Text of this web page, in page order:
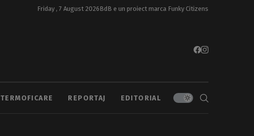
Friday , 7 August 2026BdB e un proiect marca Funky Citizens
TERMOFICARE REPORTAJ EDITORIAL